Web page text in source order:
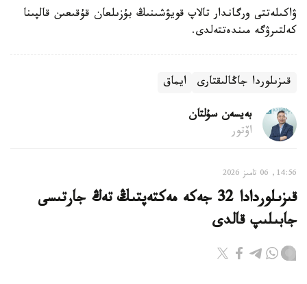
ۋاكىلەتتى ورگاندار تالاپ قويۋشىنىڭ بۇزىلعان قۇقىعىن قالپىنا
كەلتىرۋگە مىندەتتەلدى.
قىزىلوردا جاڭالىقتارى ايماق
بەيسەن سۇلتان
اۆتور
14:56, 06 تامىز 2026
قىزىلوردادا 32 جەكە مەكتەپتىڭ تەڭ جارتىسى
جابىلىپ قالدى